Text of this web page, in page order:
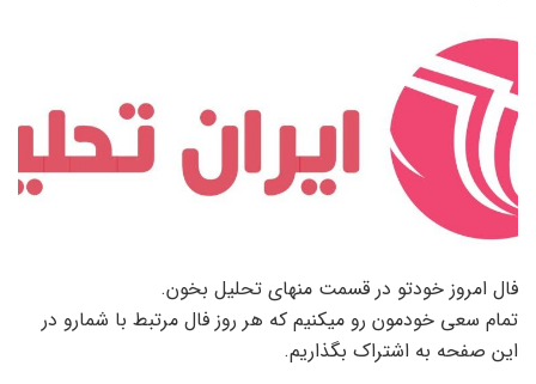
فال امروز خودتو در قسمت منهای تحلیل بخون.
تمام سعی خودمون رو میکنیم که هر روز فال مرتبط با شمارو در
این صفحه به اشتراک بگذاریم.